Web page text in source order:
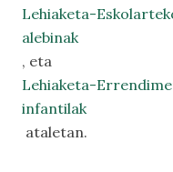
Lehiaketa-
alebinak
, eta
Lehiaketa-
infantilak
ataletan.